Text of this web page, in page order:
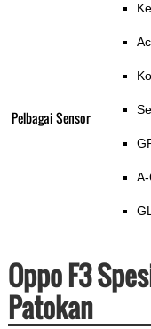
Pelbagai Sensor
Oppo F3
Patokan